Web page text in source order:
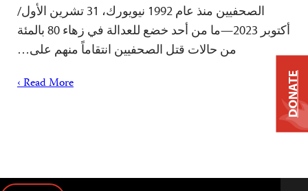
الصحفيين منذ عام 1992 نيويورك، 31 تشرين الأول/
أكتوبر 2023—ما من أحد خضع للعدالة في زهاء 80 بالمئة
من حالات قتل الصحفيين انتقاماً منهم على…
Read More › DONATE